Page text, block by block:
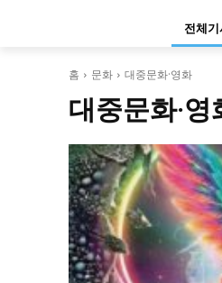
지
서
지
서
전체기
홈 문화 대중문화·영화
대중문화·영